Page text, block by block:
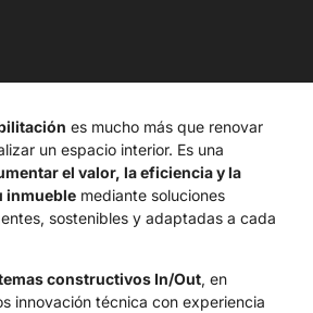
es mucho más que renovar
un espacio interior. Es una
el valor, la eficiencia y la
inmueble mediante soluciones
sostenibles y adaptadas a cada
constructivos In/Out, en
innovación técnica con experiencia